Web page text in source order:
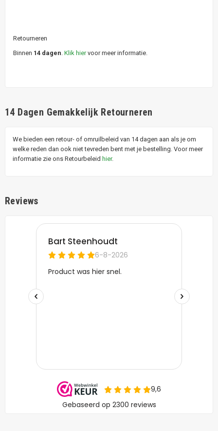
Retourneren
Binnen 14 dagen. Klik hiervoor meer informatie.
14 Dagen Gemakkelijk Retourneren
We bieden een retour- of omruilbeleid van 14 dagen aan als je om
welke reden dan ook niet tevreden bent met je bestelling. Voor meer
informatie zie ons Retourbeleid hier.
Reviews